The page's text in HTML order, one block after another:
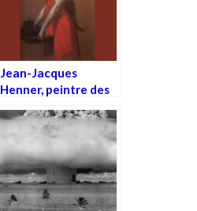
Jean-Jacques
Henner, peintre des